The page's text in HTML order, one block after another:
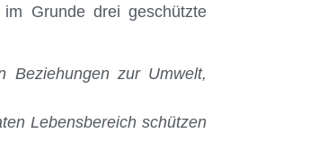
Grunde drei geschützte
Beziehungen zur Umwelt,
Lebensbereich schützen